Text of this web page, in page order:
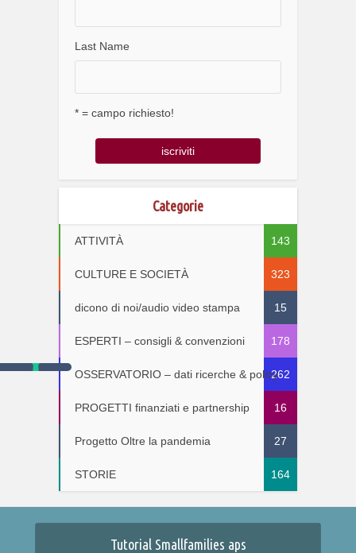
Last Name
* = campo richiesto!
Categorie
ATTIVITÀ 143
CULTURE E SOCIETÀ 323
dicono di noi/audio video stampa 15
ESPERTI – consigli & convenzioni 178
OSSERVATORIO – dati ricerche & policy262
PROGETTI finanziati e partnership 16
Progetto Oltre la pandemia 27
STORIE 164
Tutorial Smallfamilies aps